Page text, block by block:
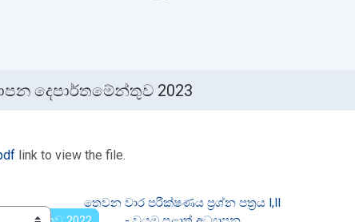
දෙපාර්තමේන්තුව 2023
link to view the file.
තෙවන වාර පරීක්ෂණය ප්‍රශ්න පත්‍රය I,II